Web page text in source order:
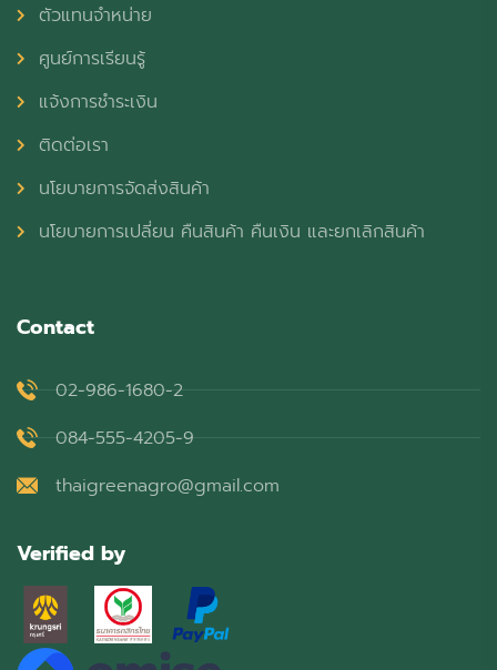
ตัวแทนจำหน่าย
ศูนย์การเรียนรู้
แจ้งการชำระเงิน
ติดต่อเรา
นโยบายการจัดส่งสินค้า
นโยบายการเปลี่ยน คืนสินค้า คืนเงิน และยกเลิกสินค้า
Contact
02-986-1680-2
084-555-4205-9
thaigreenagro@gmail.com
Verified by